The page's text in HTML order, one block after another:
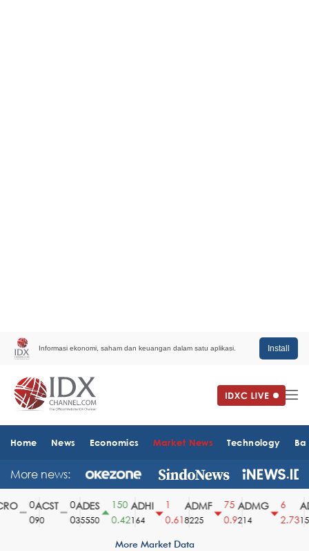
Informasi ekonomi, saham dan keuangan dalam satu aplikasi. Install
Home News Economics Market News Technology
More news:
ACST
90
ADES
35550
150
0.42
ADHI
164
0.61
ADMF
8225
75
0.9
ADMG
214
2.73
More Market Data